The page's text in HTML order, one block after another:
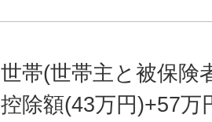
世帯(世帯主と被保険
控除額(43万円)+57万